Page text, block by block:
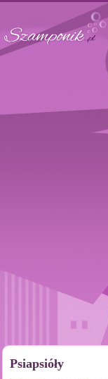
Psiapsióły